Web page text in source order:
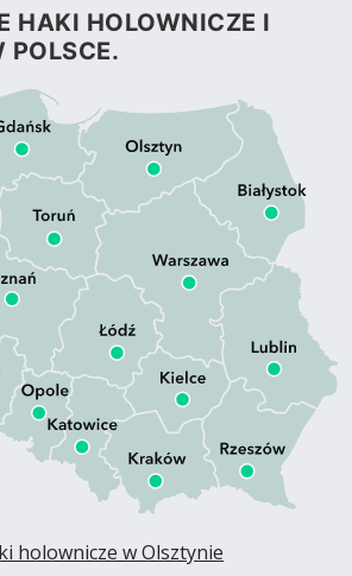
HAKI HOLOWNICZE I
POLSCE.
holownicze w Olsztynie